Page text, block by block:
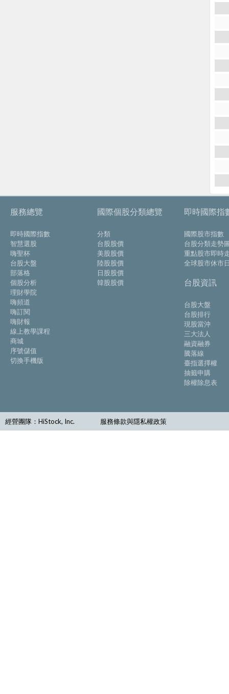
服務總覽
即時國際指數
智慧選股
嗨聖杯
台股大盤
部落格
個股分析
理財學院
嗨頻道
嗨訂閱
嗨財報
線上教學課程
商城
序號儲值
切換手機版
國際個股分類總覽
分類
台股股價
美股股價
陸股股價
日股股價
韓股股價
即時國際指
國際股市指數
台股分類走勢
重點股市即時
全球股市休市
台股資訊
台股大盤
台股排行
現股當沖
三大法人
融資融券
騰落線
臺指選擇權
抽籤申購
除權除息表
經營團隊：HiStock, Inc. 服務條款與隱私權政策